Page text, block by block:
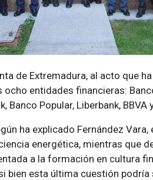
de Extremadura, al acto que
entidades financieras:
Banco Popular, Liberbank, BBVA
ha explicado Fernández
energética, mientras que
a la formación en cultura
bien esta última cuestión